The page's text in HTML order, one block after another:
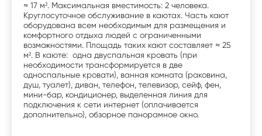
≈ 17 м². Максимальная вместимость: 2 человека.
Круглосуточное обслуживание в каютах. Часть кают
оборудована всем необходимым для размещения и
комфортного отдыха людей с ограниченными
возможностями. Площадь таких кают составляет ≈ 25
м². В каюте: одна двуспальная кровать (при
необходимости трансформируется в две
односпальные кровати), ванная комната (раковина,
душ, туалет), диван, телефон, телевизор, сейф, фен,
мини-бар, кондиционер, выделенная линия для
подключения к сети интернет (оплачивается
дополнительно), обзорное панорамное окно.